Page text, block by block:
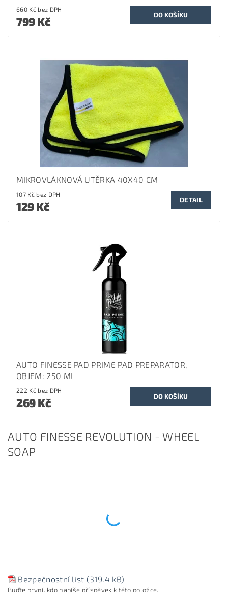
660 Kč bez DPH
799 Kč
MIKROVLÁKNOVÁ UTĚRKA 40X40 CM
107 Kč bez DPH
129 Kč DETAIL
AUTO FINESSE PAD PRIME PAD PREPARATOR,
OBJEM: 250 ML
222 Kč bez DPH
269 Kč
AUTO FINESSE REVOLUTION - WHEEL
SOAP
Bezpečnostní list (319.4 kB)
Buďte první, kdo napíše příspěvek k této položce.